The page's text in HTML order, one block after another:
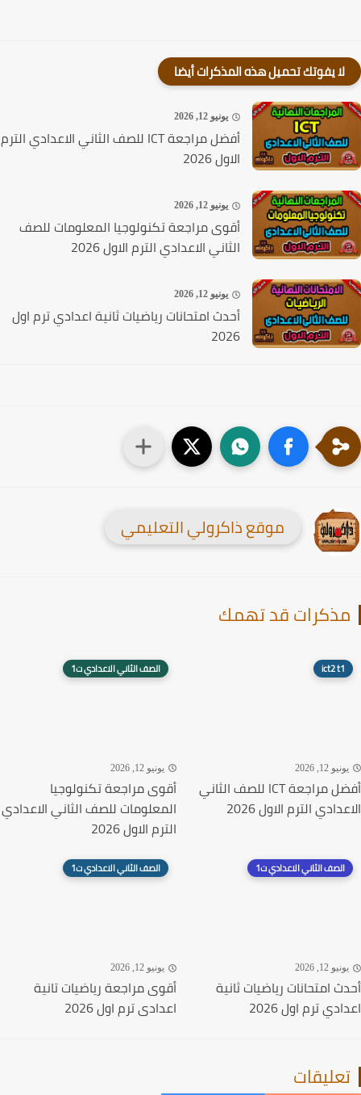
لا يفوتك تحميل هذه المذكرات أيضا
يونيو 12, 2026
أفضل مراجعة ICT للصف الثاني الاعدادي الترم
الاول 2026
يونيو 12, 2026
أقوى مراجعة تكنولوجيا المعلومات للصف
الثاني الاعدادي الترم الاول 2026
يونيو 12, 2026
أحدث امتحانات رياضيات ثانية اعدادي ترم اول
2026
موقع ذاكرولي التعليمي
قد تهمك
ict2 t1
12, 2026
أفضل مراجعة ICT للصف الثاني
الترم الاول 2026
الصف الثاني الاعدادي ت1
يونيو 12, 2026
أقوى مراجعة تكنولوجيا
المعلومات للصف الثاني الاعدادي
الترم الاول 2026
الصف الثاني الاعدادي ت1
12, 2026
امتحانات رياضيات ثانية
ترم اول 2026
الصف الثاني الاعدادي ت1
يونيو 12, 2026
أقوى مراجعة رياضيات تانية
اعدادى ترم اول 2026